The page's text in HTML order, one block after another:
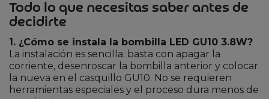
Todo lo que necesitas saber antes de
decidirte
1. ¿Cómo se instala la bombilla LED GU10 3.8W?
La instalación es sencilla: basta con apagar la
corriente, desenroscar la bombilla anterior y colocar
la nueva en el casquillo GU10. No se requieren
herramientas especiales y el proceso dura menos de